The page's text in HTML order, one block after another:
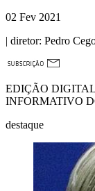
02 Fev 2021
| diretor: Pedro
EDIÇÃO
INFORMATIVO
destaque